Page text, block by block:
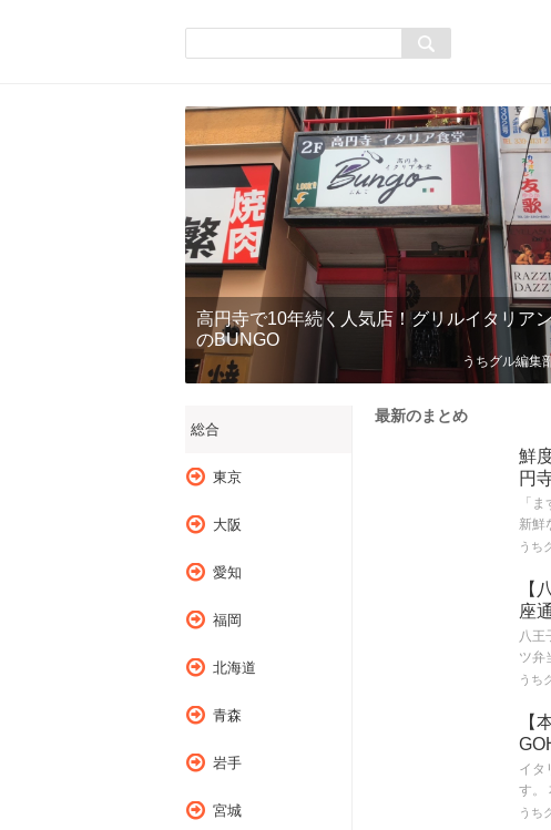
高円寺で10年続く人気店！グリルイタリア
のBUNGO
うちグル編集
総合
東京
大阪
愛知
福岡
北海道
青森
岩手
宮城
最新のまとめ
鮮
円
「
新鮮
うち
【
座
八王
ツ弁
うち
【
イタ
す。
うち